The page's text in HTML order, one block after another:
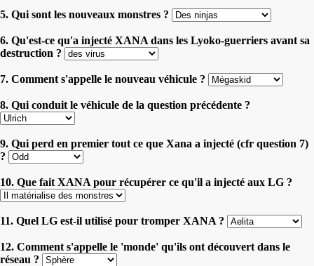
5. Qui sont les nouveaux monstres ?
6. Qu'est-ce qu'a injecté XANA dans les Lyoko-guerriers avant sa
destruction ?
7. Comment s'appelle le nouveau véhicule ?
8. Qui conduit le véhicule de la question précédente ?
9. Qui perd en premier tout ce que Xana a injecté (cfr question 7)
?
10. Que fait XANA pour récupérer ce qu'il a injecté aux LG ?
11. Quel LG est-il utilisé pour tromper XANA ?
12. Comment s'appelle le 'monde' qu'ils ont découvert dans le
réseau ?